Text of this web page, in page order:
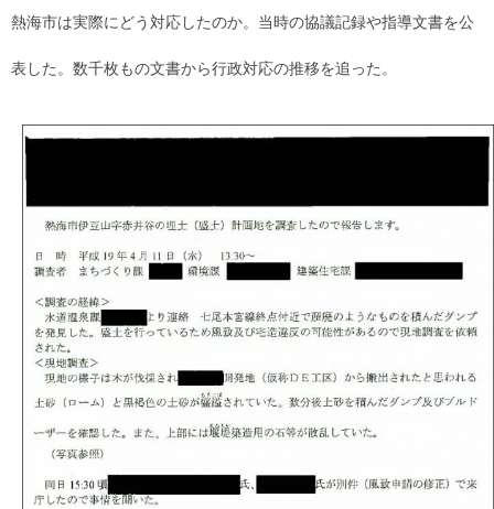
熱海市は実際にどう対応したのか。当時の協議記録や指導文書を公
表した。数千枚もの文書から行政対応の推移を追った。